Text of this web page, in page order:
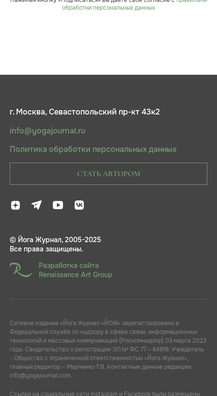
обработки персональных данных
г. Москва, Севастопольский пр-кт 43к2
info@yogajournal.ru
Политика обработки персональных данных
СТАТЬ АВТОРОМ
© Йога Журнал, 2005-2025
Все права защищены.
Разработка сайта
Renaissance Art Group
Сетевое издание «Йога Журнал «ЙОЖ» зарегистрировано в
Федеральной службе по надзору в сфере связи, информационных
технологий и массовых коммуникаций (Роскомнадзор) 03 марта 2023
года. Свидетельство о регистрации ЭЛ № ФС 77 – 84818. Учредитель
- Общество с ограниченной ответственностью «Йога Журнал»,
главный редактор – Марченко Т.В. Контактные данные редакции:
info@yogajournal.com.
Ссылки на социальные сети Instagram и Facebook были размещены